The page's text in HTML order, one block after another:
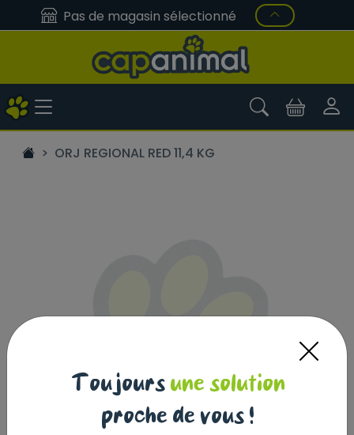
Pas de magasin sélectionné
ORJ REGIONAL RED 11,4 KG
Toujours une solution
proche de vous !